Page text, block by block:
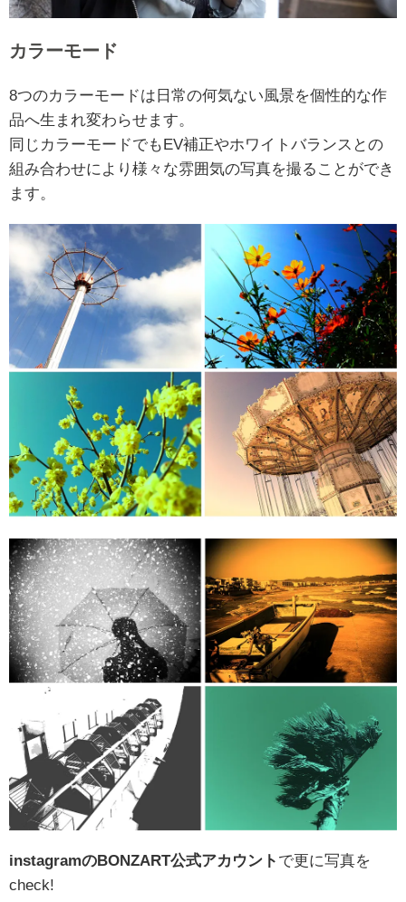
カラーモード
8つのカラーモードは日常の何気ない風景を個性的な作
品へ生まれ変わらせます。
同じカラーモードでもEV補正やホワイトバランスとの
組み合わせにより様々な雰囲気の写真を撮ることができ
ます。
instagramのBONZART公式アカウント で更に写真を
check!